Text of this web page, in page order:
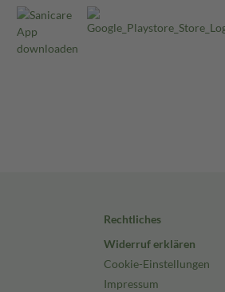
Rechtliches
Widerruf erklären
Cookie-Einstellungen
Impressum